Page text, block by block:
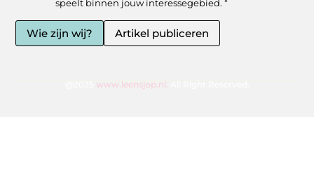
speelt binnen jouw interessegebied. “
Wie zijn wij? Artikel publiceren
www.leensjop.nl.